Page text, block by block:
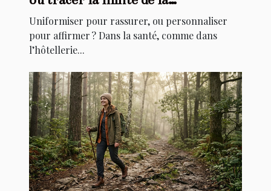
personnalisation ?
Uniformiser pour rassurer, ou personnaliser
pour affirmer ? Dans la santé, comme dans
l’hôtellerie...